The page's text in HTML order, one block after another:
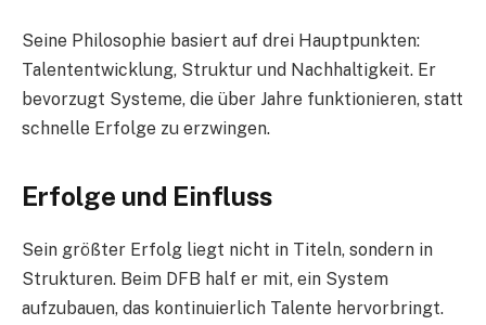
Seine Philosophie basiert auf drei Hauptpunkten:
Talententwicklung, Struktur und Nachhaltigkeit. Er
bevorzugt Systeme, die über Jahre funktionieren, statt
schnelle Erfolge zu erzwingen.
Erfolge und Einfluss
Sein größter Erfolg liegt nicht in Titeln, sondern in
Strukturen. Beim DFB half er mit, ein System
aufzubauen, das kontinuierlich Talente hervorbringt.